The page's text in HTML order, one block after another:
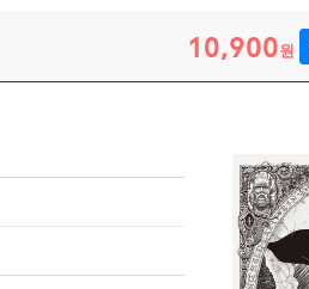
10,900원